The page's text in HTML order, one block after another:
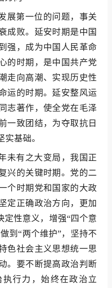
展第一位的问题，事关
成败。延安时期是中国
强，成为中国人民革命
的时期，是中国共产党
走向高潮、实现历史性
运的时期。延安整风运
志著作，使全党在毛泽
一致团结，为夺取抗日
基础。
未有之大变局，我国正
兴的关键时期。党的二
个时期党和国家的大政
定正确政治方向，更加
定性意义，增强“四个意
到“两个维护”，坚持不
色社会主义思想统一思
。要不断提高政治判断
行力，始终在政治立